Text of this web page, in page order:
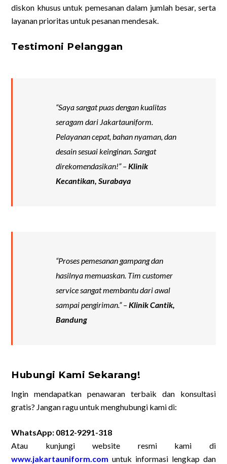
diskon khusus untuk pemesanan dalam jumlah besar, serta
layanan prioritas untuk pesanan mendesak.
Testimoni Pelanggan
“Saya sangat puas dengan kualitas
seragam dari Jakartauniform.
Pelayanan cepat, bahan nyaman, dan
desain sesuai keinginan. Sangat
direkomendasikan!” –Klinik
Kecantikan, Surabaya
“Proses pemesanan gampang dan
hasilnya memuaskan. Tim customer
service sangat membantu dari awal
sampai pengiriman.” –Klinik Cantik,
Bandung
Hubungi Kami Sekarang!
Ingin mendapatkan penawaran terbaik dan konsultasi
gratis? Jangan ragu untuk menghubungi kami di:
WhatsApp: 0812-9291-318
Atau kunjungi website resmi kami di
www.jakartauniform.com untuk informasi lengkap dan